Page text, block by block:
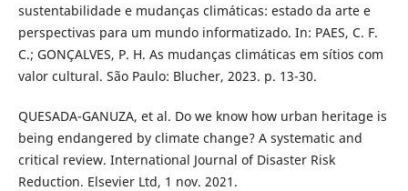
sustentabilidade e mudanças climáticas: estado da arte e
perspectivas para um mundo informatizado. In: PAES, C. F.
C.; GONÇALVES, P. H. As mudanças climáticas em sítios com
valor cultural. São Paulo: Blucher, 2023. p. 13-30.
QUESADA-GANUZA, et al. Do we know how urban heritage is
being endangered by climate change? A systematic and
critical review. International Journal of Disaster Risk
Reduction. Elsevier Ltd, 1 nov. 2021.